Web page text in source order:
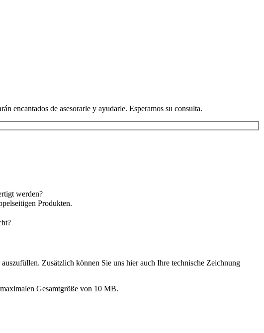
encantados de asesorarle y ayudarle. Esperamos su consulta.
werden?
Produkten.
Zusätzlich können Sie uns hier auch Ihre technische Zeichnung
Gesamtgröße von 10 MB.